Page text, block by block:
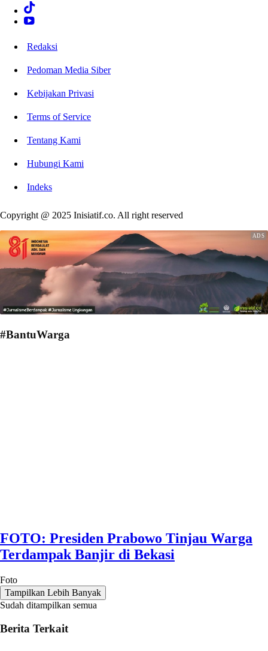
Redaksi
Pedoman Media Siber
Kebijakan Privasi
Terms of Service
Tentang Kami
Hubungi Kami
Indeks
Copyright @ 2025 Inisiatif.co. All right reserved
#BantuWarga
FOTO: Presiden Prabowo Tinjau Warga
Terdampak Banjir di Bekasi
Foto
Tampilkan Lebih Banyak
Sudah ditampilkan semua
Berita Terkait